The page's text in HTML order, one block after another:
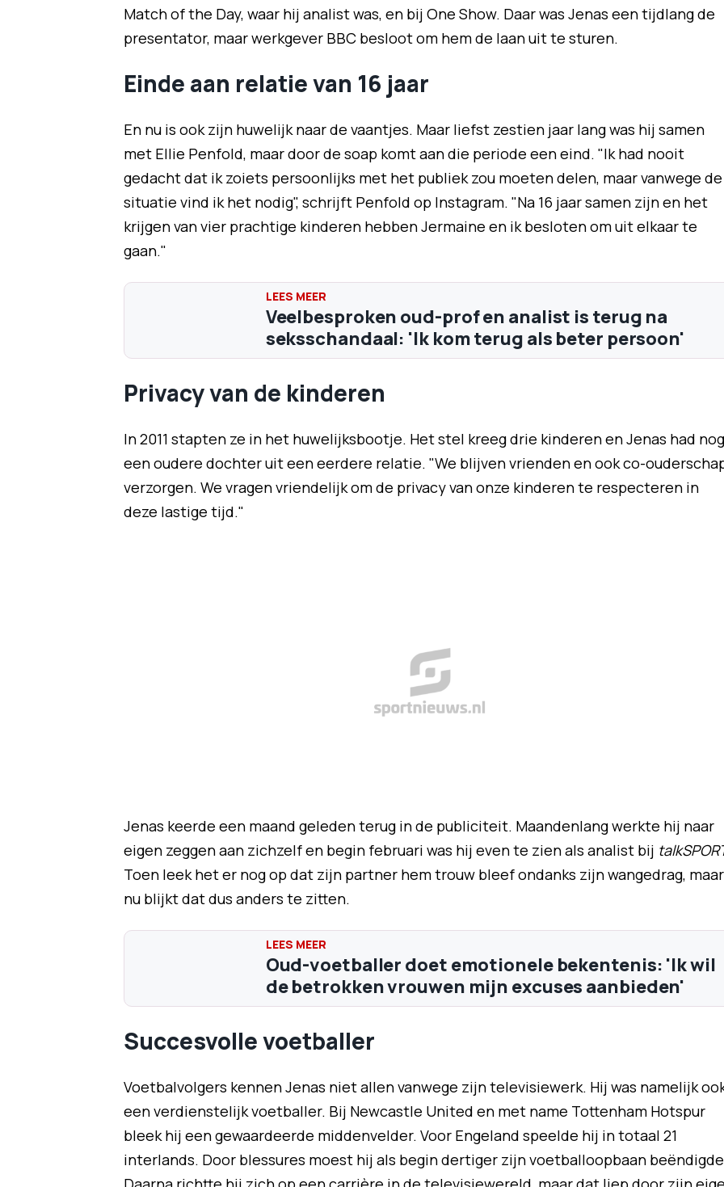
Match of the Day, waar hij analist was, en bij One Show. Daar was Jenas een tijdlang de
presentator, maar werkgever BBC besloot om hem de laan uit te sturen.
Einde aan relatie van 16 jaar
En nu is ook zijn huwelijk naar de vaantjes. Maar liefst zestien jaar lang was hij samen
met Ellie Penfold, maar door de soap komt aan die periode een eind. "Ik had nooit
gedacht dat ik zoiets persoonlijks met het publiek zou moeten delen, maar vanwege de
situatie vind ik het nodig", schrijft Penfold op Instagram. "Na 16 jaar samen zijn en het
krijgen van vier prachtige kinderen hebben Jermaine en ik besloten om uit elkaar te
gaan."
Veelbesproken oud-prof en analist is terug na
seksschandaal: 'Ik kom terug als beter persoon'
Privacy van de kinderen
In 2011 stapten ze in het huwelijksbootje. Het stel kreeg drie kinderen en Jenas had nog
een oudere dochter uit een eerdere relatie. "We blijven vrienden en ook co-
verzorgen. We vragen vriendelijk om de privacy van onze kinderen te respecteren in
deze lastige tijd."
Jenas keerde een maand geleden terug in de publiciteit. Maandenlang werkte hij naar
eigen zeggen aan zichzelf en begin februari was hij even te zien als analist bij
Toen leek het er nog op dat zijn partner hem trouw bleef ondanks zijn wangedrag, maar
nu blijkt dat dus anders te zitten.
Oud-voetballer doet emotionele bekentenis: 'Ik wil
de betrokken vrouwen mijn excuses aanbieden'
Succesvolle voetballer
Voetbalvolgers kennen Jenas niet allen vanwege zijn televisiewerk. Hij was namelijk
een verdienstelijk voetballer. Bij Newcastle United en met name Tottenham Hotspur
bleek hij een gewaardeerde middenvelder. Voor Engeland speelde hij in totaal 21
interlands. Door blessures moest hij als begin dertiger zijn voetballoopbaan